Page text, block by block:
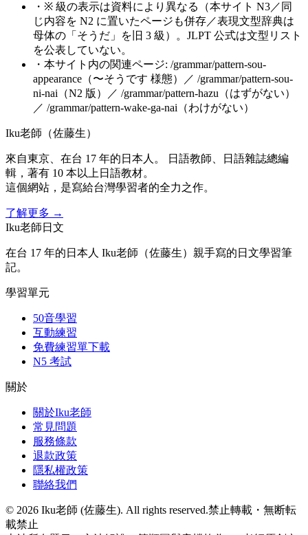
・ ※ 級の表示は資料により異なる（本サイト N3／同
じ内容を N2 に置いたページも併存／表現文型辞典は
母体の「そうだ」を旧 3 級）。JLPT 公式は文型リスト
を公表していない。
・ 本サイト内の関連ページ: /grammar/pattern-sou-
appearance（〜そうです 様態）／ /grammar/pattern-sou-
ni-nai（N2 版）／ /grammar/pattern-hazu（はずがない）
／ /grammar/pattern-wake-ga-nai（わけがない）
Iku老師（佐藤生）
來自東京、在台 17 年的日本人。 日語教師、日語雜誌總編
輯，著有 10 本以上日語教材。
這個網站，是寫給台灣學習者的全力之作。
了解更多 →
Iku老師日文
在台 17 年的日本人 Iku老師（佐藤生）親手寫的日文學習筆
記。
學習單元
50音學習
互動練習
免費練習單下載
N5 考試
關於
關於Iku老師
常見問題
服務條款
退款政策
隱私權政策
聯絡我們
© 2026 Iku老師 (佐藤生). All rights reserved.禁止轉載・無断転
載禁止